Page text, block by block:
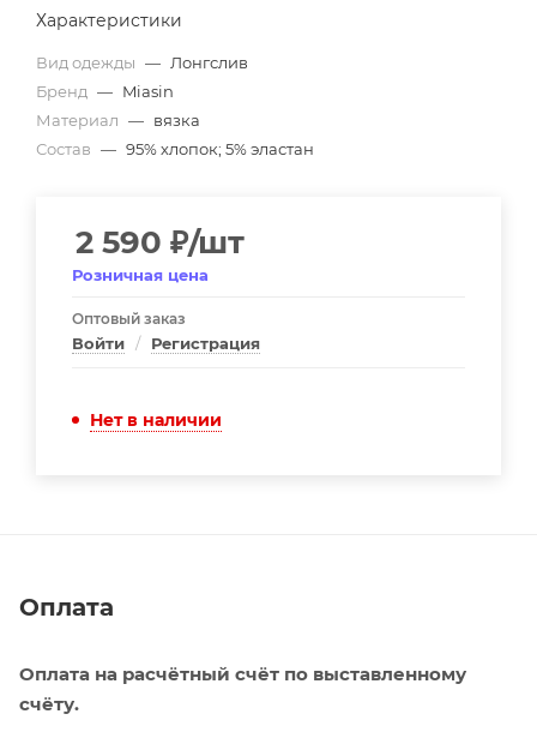
Характеристики
Вид одежды — Лонгслив
Бренд — Miasin
Материал — вязка
Состав — 95% хлопок; 5% эластан
2 590 ₽/шт
Розничная цена
Оптовый заказ
Войти / Регистрация
Нет в наличии
Оплата
Оплата на расчётный счёт по выставленному
счёту.